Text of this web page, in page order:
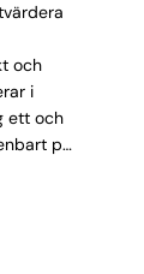
och
i
ett och
på